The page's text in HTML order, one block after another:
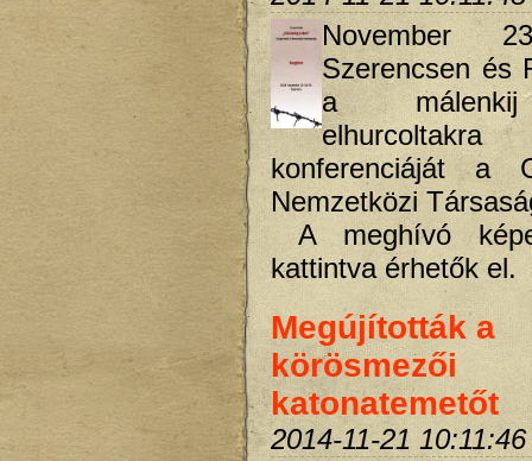
November
Szerencsen és
a
konferenciáját a
Nemzetközi
A meghívó
kattintva érhetők el.
Megújították a
körösmezői
katonatemetőt
2014-11-21 10:11:46